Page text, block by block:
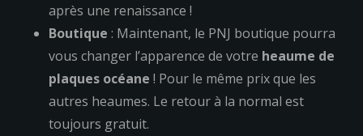
après une renaissance !
Boutique : Maintenant, le PNJ boutique pourra
vous changer l’apparence de votre heaume de
plaques océane ! Pour le même prix que les
autres heaumes. Le retour à la normal est
toujours gratuit.